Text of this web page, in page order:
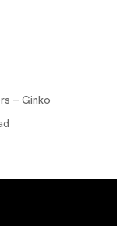
– Ginko